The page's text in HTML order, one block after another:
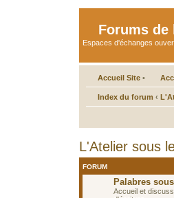
Forums
Espaces d'échanges
Accueil Site •
Index du forum ‹
L'Atelier sous
FORUM
Palabres
Accueil et